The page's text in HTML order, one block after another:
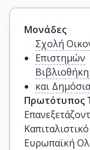
Μονάδες
Σχολή
Επιστημών
και
Πρωτότυπος
Ευρωπαϊκή